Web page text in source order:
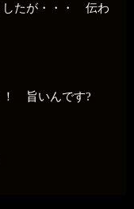
したが・・・ 伝わ
！ 旨いんです?